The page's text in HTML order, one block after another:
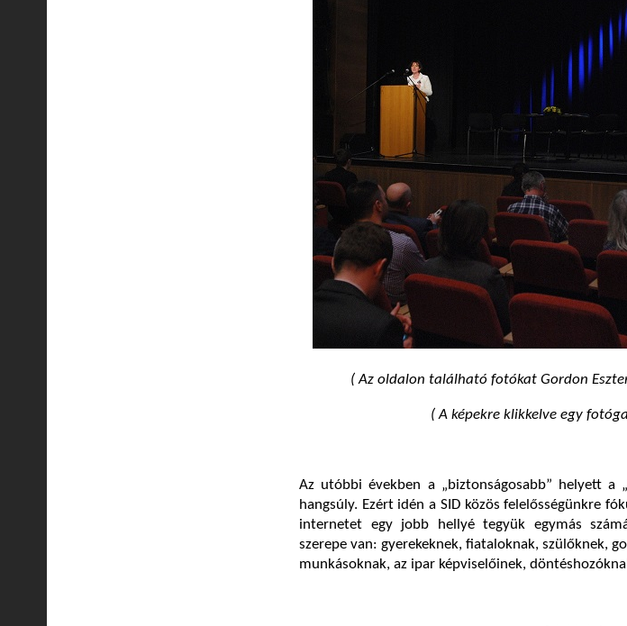
( Az oldalon található fotókat Gordon
( A képekre klikkelve egy
Az utóbbi években a „biztonságosabb” helyett a
hangsúly. Ezért idén a SID közös felelősségünkre
internetet egy jobb hellyé tegyük egymás
szerepe van: gyerekeknek, fiataloknak, szülőknek,
munkásoknak, az ipar képviselőinek,